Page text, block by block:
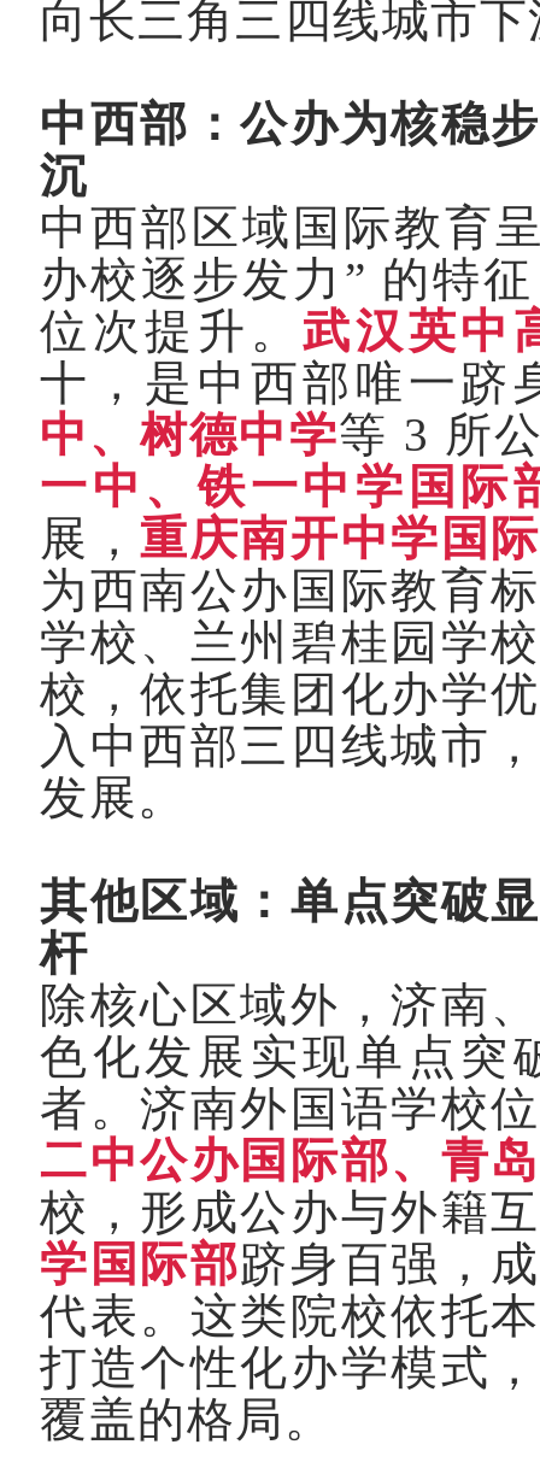
向长三角三四线城市下
中西部：公办为核稳
沉
中西部区域国际教育
办校逐步发力 ” 的特
位次提升。武汉英中
十，是中西部唯一跻
中、树德中学等 3 所
一中、铁一中学国际
展， 重庆南开中学国
为西南公办国际教育
学校、兰州碧桂园学
校，依托集团化办学
入中西部三四线城市
发展。
其他区域：单点突破
杆
除核心区域外，济南
色化发展实现单点突
者。济南外国语学校
二中公办国际部、青
校，形成公办与外籍
学国际部跻身百强，
代表。这类院校依托
打造个性化办学模式
覆盖的格局。